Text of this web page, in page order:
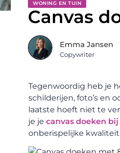
WONING EN TUIN
Canvas
Emma Jansen
Copywriter
Tegenwoordig heb je
schilderijen, foto’s en
laatste hoeft niet te
je je canvas doeken
onberispelijke